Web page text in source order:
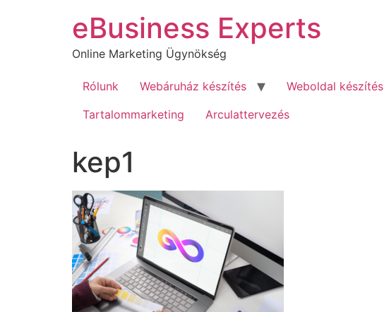
eBusiness Experts
Online Marketing Ügynökség
Rólunk Webáruház készítés Weboldal készítés
Tartalommarketing
Arculattervezés
kep1